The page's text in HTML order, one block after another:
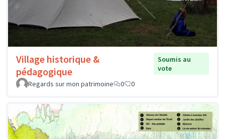
Village historique &
pédagogique
Soumis au
vote
Regards sur mon patrimoine
0 0